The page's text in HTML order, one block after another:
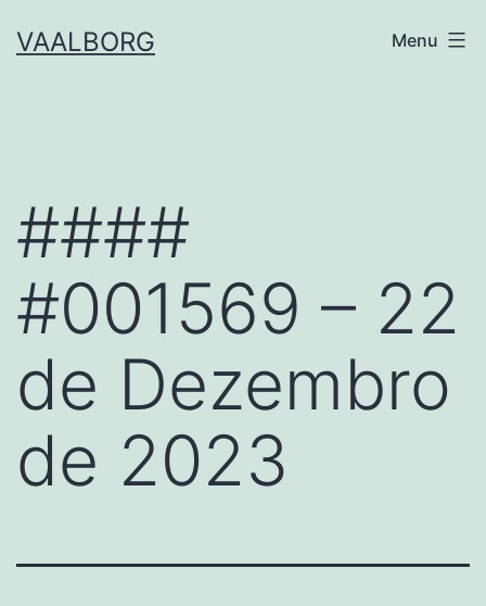
toVAALBORG Menu
####
#001569 – 22
de Dezembro
de 2023